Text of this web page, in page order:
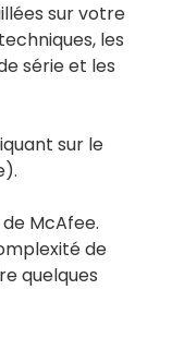
sur votre
les
série et les
sur le
McAfee.
de
quelques